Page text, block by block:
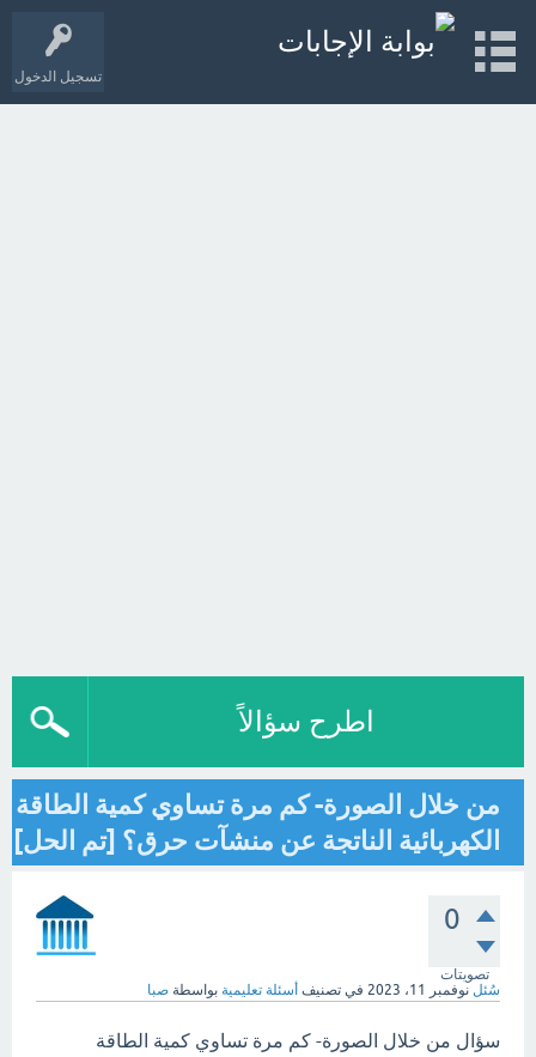
تسجيل الدخول
اطرح سؤالاً
من خلال الصورة- كم مرة تساوي كمية الطاقة
الكهربائية الناتجة عن منشآت حرق؟ [تم الحل]
0
تصويتات
سُئل نوفمبر 11، 2023 في تصنيف أسئلة تعليمية بواسطة صبا
سؤال من خلال الصورة- كم مرة تساوي كمية الطاقة